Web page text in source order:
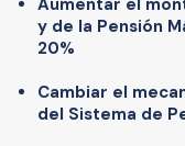
Aumentar el
y de la Pensión
20%
Cambiar el
del Sistema de